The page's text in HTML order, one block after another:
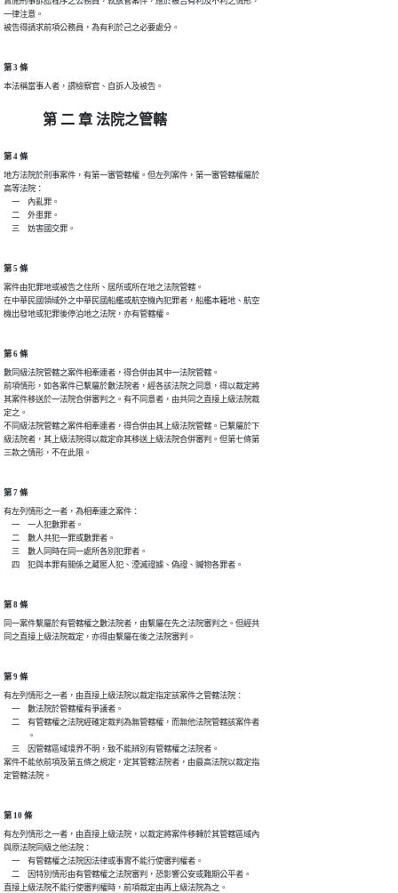
一律注意。
被告得請求前項公務員，為有利於己之必要處分。
第 3 條
本法稱當事人者，謂檢察官、自訴人及被告。
第 二 章 法院之管轄
第 4 條
地方法院於刑事案件，有第一審管轄權。但左列案件，第一審管轄權屬於
高等法院：
一　內亂罪。
二　外患罪。
三　妨害國交罪。
第 5 條
案件由犯罪地或被告之住所、居所或所在地之法院管轄。
在中華民國領域外之中華民國船艦或航空機內犯罪者，船艦本籍地、航空
機出發地或犯罪後停泊地之法院，亦有管轄權。
第 6 條
數同級法院管轄之案件相牽連者，得合併由其中一法院管轄。
前項情形，如各案件已繫屬於數法院者，經各該法院之同意，得以裁定將
其案件移送於一法院合併審判之。有不同意者，由共同之直接上級法院裁
定之。
不同級法院管轄之案件相牽連者，得合併由其上級法院管轄。已繫屬於下
級法院者，其上級法院得以裁定命其移送上級法院合併審判。但第七條第
三款之情形，不在此限。
第 7 條
有左列情形之一者，為相牽連之案件：
一　一人犯數罪者。
二　數人共犯一罪或數罪者。
三　數人同時在同一處所各別犯罪者。
四　犯與本罪有關係之藏匿人犯、湮滅證據、偽證、贓物各罪者。
第 8 條
同一案件繫屬於有管轄權之數法院者，由繫屬在先之法院審判之。但經共
同之直接上級法院裁定，亦得由繫屬在後之法院審判。
第 9 條
有左列情形之一者，由直接上級法院以裁定指定該案件之管轄法院：
一　數法院於管轄權有爭議者。
二　有管轄權之法院經確定裁判為無管轄權，而無他法院管轄該案件者
。
三　因管轄區域境界不明，致不能辨別有管轄權之法院者。
案件不能依前項及第五條之規定，定其管轄法院者，由最高法院以裁定指
定管轄法院。
第 10 條
有左列情形之一者，由直接上級法院，以裁定將案件移轉於其管轄區域內
與原法院同級之他法院：
一　有管轄權之法院因法律或事實不能行使審判權者。
二　因特別情形由有管轄權之法院審判，恐影響公安或難期公平者。
直接上級法院不能行使審判權時，前項裁定由再上級法院為之。